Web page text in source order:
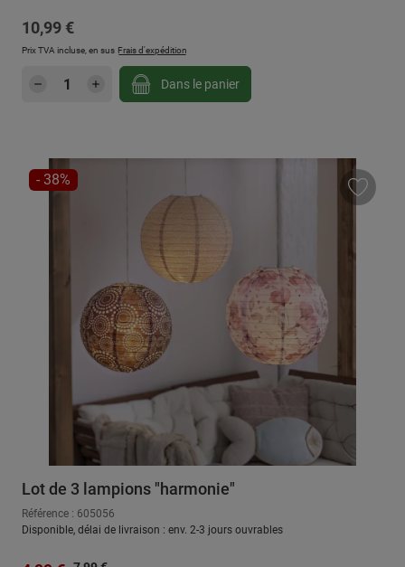
Prix régulier :
10,99 €
Prix TVA incluse, en sus Frais d'expédition
Quantité de produit : Entrez la quantité
Dans le panier
RÉDUCTION
- 38%
Lot de 3 lampions "harmonie"
Référence : 605056
Disponible, délai de livraison : env. 2-3 jours ouvrables
Prix régulier :